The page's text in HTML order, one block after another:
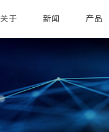
关于 新闻 产品